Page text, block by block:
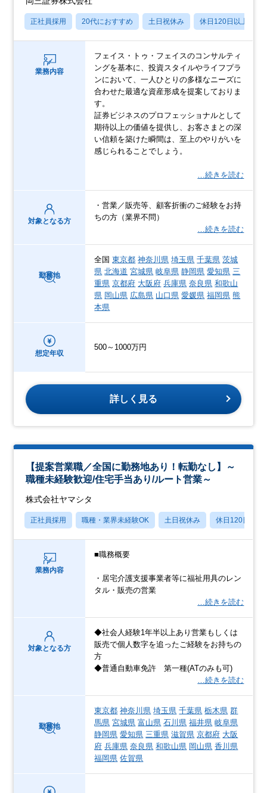
正社員採用 20代におすすめ 土日祝休み 休日120日以上
業務内容
フェイス・トゥ・フェイスのコンサルティ
ングを基本に、投資スタイルやライフプラ
ンにおいて、一人ひとりの多様なニーズに
合わせた最適な資産形成を提案しておりま
す。
証券ビジネスのプロフェッショナルとして
期待以上の価値を提供し、お客さまとの深
い信頼を築けた瞬間は、至上のやりがいを
感じられることでしょう。
…続きを読む
対象となる方
・営業／販売等、顧客折衝のご経験をお持
ちの方（業界不問）
…続きを読む
勤務地
全国東京都 神奈川県 埼玉県 千葉県 茨城
県 北海道 宮城県 岐阜県 静岡県 愛知県 三
重県 京都府 大阪府 兵庫県 奈良県 和歌山
県 岡山県 広島県 山口県 愛媛県 福岡県 熊
本県
想定年収
500～1000万円
詳しく見る
【提案営業職／全国に勤務地あり！転勤なし】～
職種未経験歓迎/住宅手当あり/ルート営業～
株式会社ヤマシタ
正社員採用 職種・業界未経験OK 土日祝休み 休日120日以上
業務内容
■職務概要
・居宅介護支援事業者等に福祉用具のレン
タル・販売の営業
…続きを読む
対象となる方
◆社会人経験1年半以上あり営業もしくは
販売で個人数字を追ったご経験をお持ちの
方
◆普通自動車免許 第一種(ATのみも可)
…続きを読む
勤務地
東京都 神奈川県 埼玉県 千葉県 栃木県 群
馬県 宮城県 富山県 石川県 福井県 岐阜県
静岡県 愛知県 三重県 滋賀県 京都府 大阪
府 兵庫県 奈良県 和歌山県 岡山県 香川県
福岡県 佐賀県